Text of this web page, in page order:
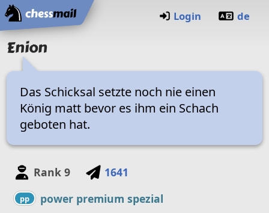
Home
Login de
Enion
Das Schicksal setzte noch nie einen
König matt bevor es ihm ein Schach
geboten hat.
Rank 9 1641
pp power premium spezial